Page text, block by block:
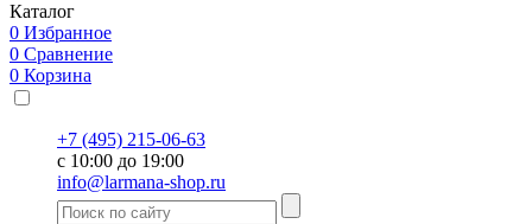
Каталог
0 Избранное
0 Сравнение
0 Корзина
+7 (495) 215-06-63
с 10:00 до 19:00
info@larmana-shop.ru